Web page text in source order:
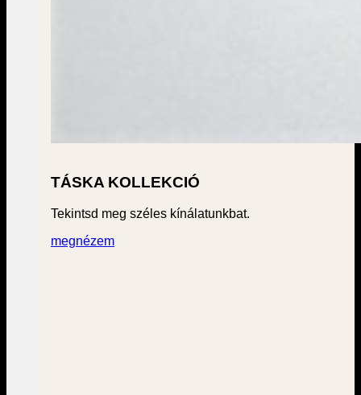
TÁSKA KOLLEKCIÓ
Tekintsd meg széles kínálatunkbat.
megnézem